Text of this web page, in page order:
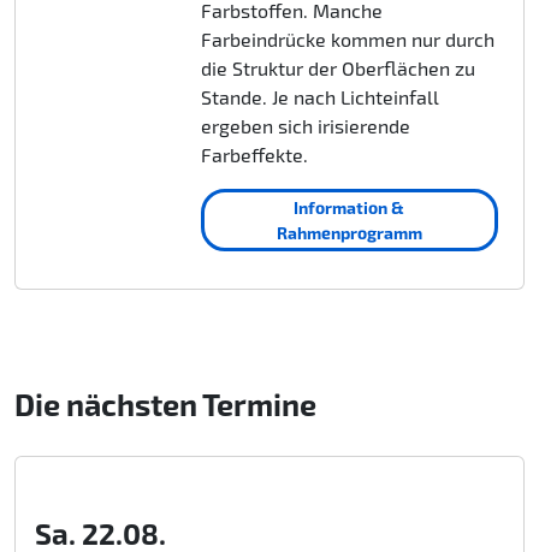
Farbstoffen. Manche
Farbeindrücke kommen nur durch
die Struktur der Oberflächen zu
Stande. Je nach Lichteinfall
ergeben sich irisierende
Farbeffekte.
Information &
Rahmenprogramm
Die nächsten Termine
Sa. 22.08.